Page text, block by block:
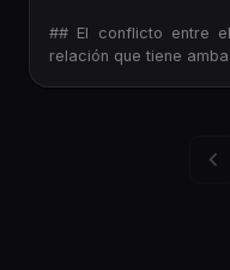
## El conflicto entre
relación que tiene